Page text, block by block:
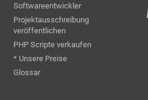
Softwareentwickler
Projektausschreibung
veröffentlichen
PHP Scripte verkaufen
* Unsere Preise
Glossar